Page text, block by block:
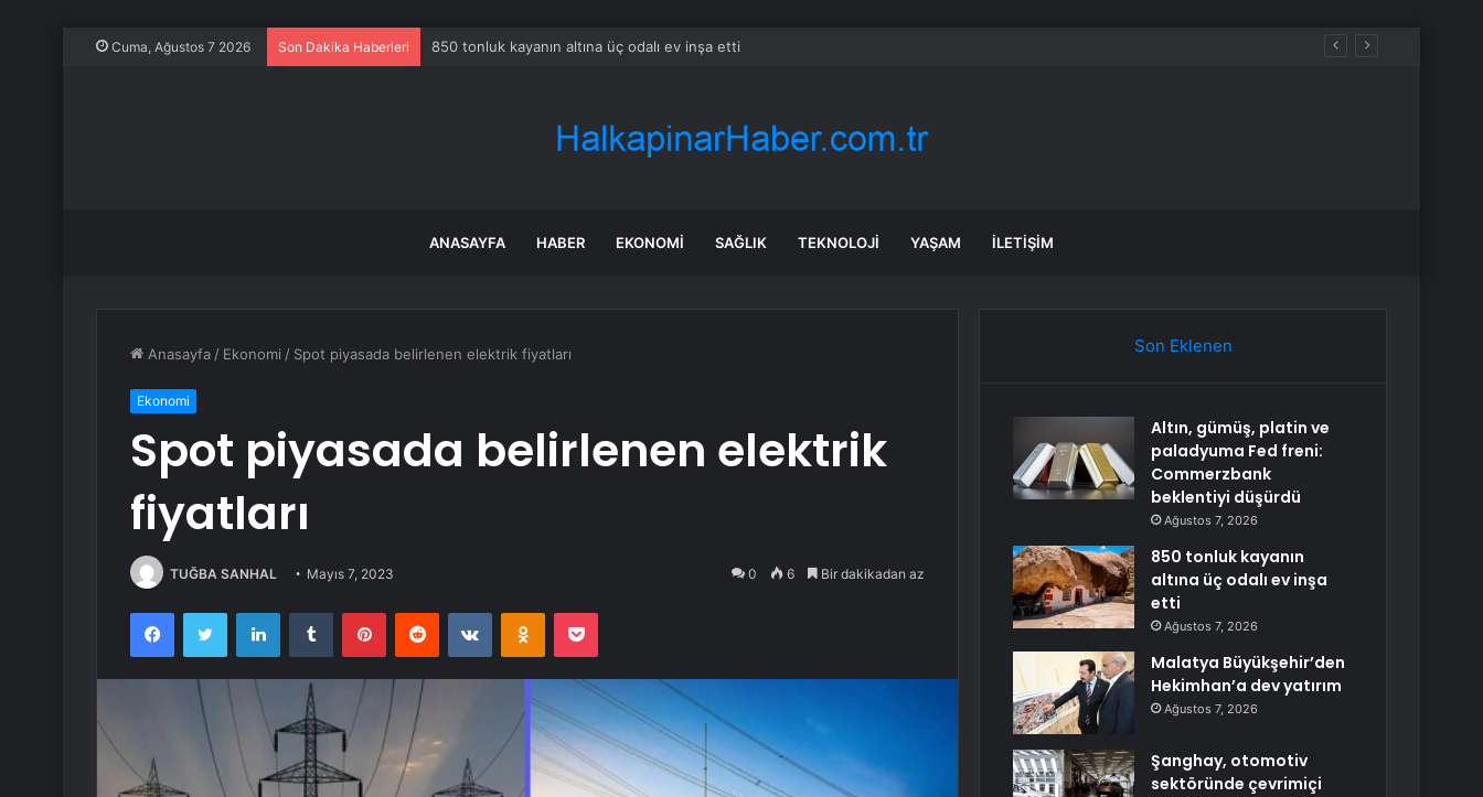
Cuma, Ağustos 7 2026 Son Dakika Haberleri 850 tonluk kayanın altına üç odalı ev inşa etti
ANASAYFA HABER EKONOMI SAĞLIK TEKNOLOJI YAŞAM İLETIŞIM
Anasayfa / Ekonomi / Spot piyasada belirlenen elektrik fiyatları
Ekonomi
Spot piyasada belirlenen elektrik
fiyatları
TUĞBA SANHAL Mayıs 7, 2023 0 6 Bir dakikadan az
FacebookTwitter LinkedInTumblr PinterestReddit VKontakteOdnoklassniki
Pocket
Son Eklenen
Altın, gümüş, platin ve
paladyuma Fed freni:
Commerzbank
beklentiyi düşürdü
Ağustos 7, 2026
850 tonluk kayanın
altına üç odalı ev inşa
etti
Ağustos 7, 2026
Malatya Büyükşehir’den
Hekimhan’a dev yatırım
Ağustos 7, 2026
Şanghay, otomotiv
sektöründe çevrimiçi